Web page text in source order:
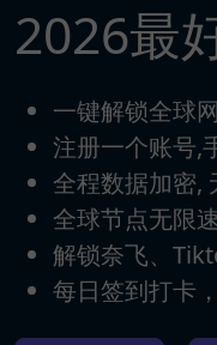
2026最
一键解锁全球
注册一个账号,
全程数据加密,
全球节点无限
解锁奈飞、
每日签到打卡